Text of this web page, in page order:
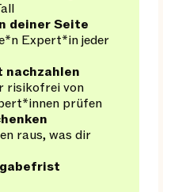
deiner Seite
Expert*in jeder
risikofrei von
prüfen
raus, was dir